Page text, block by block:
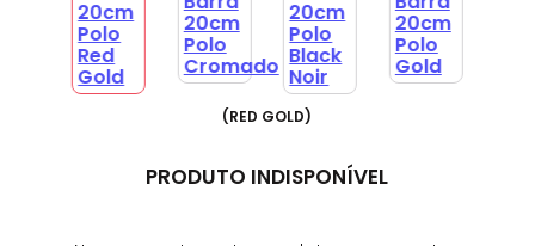
(RED GOLD)
PRODUTO INDISPONÍVEL